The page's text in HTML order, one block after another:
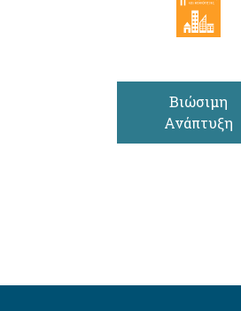
Βιώσιμη
Ανάπτυξη